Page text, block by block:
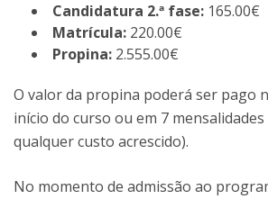
Candidatura 2.ª fase: 165.00€
Matrícula: 220.00€
Propina: 2.555.00€
O valor da propina poderá ser pago
início do curso ou em 7 mensalidades
qualquer custo acrescido).
No momento de admissão ao